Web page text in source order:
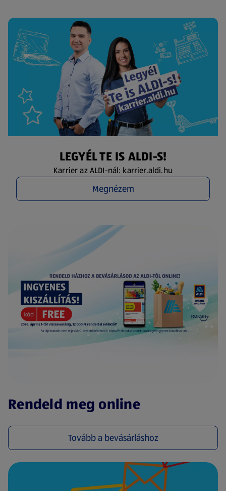
LEGYÉL TE IS ALDI-S!
Karrier az ALDI-nál: karrier.aldi.hu
Megnézem
Rendeld meg online
Tovább a bevásárláshoz
(új oldalon nyílik meg)